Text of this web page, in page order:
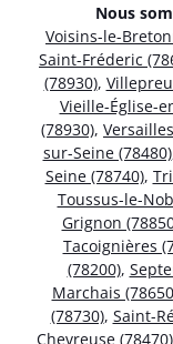
Nous
Voisins-le-
Saint-Fréderic
(78930),
Vieille-Église-
(78930),
sur-Seine (78480)
Seine (78740),
Toussus-le-
Grignon
Tacoignières
(78200),
Marchais
(78730), Saint-
Chevreuse (78470)